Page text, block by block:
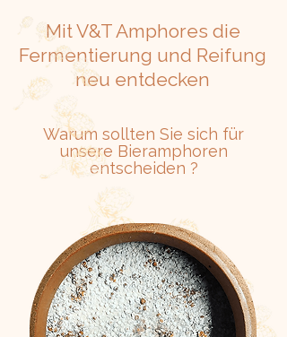
Mit V&T Amphores die
Fermentierung und Reifung
neu entdecken
Warum sollten Sie sich für
unsere Bieramphoren
entscheiden ?